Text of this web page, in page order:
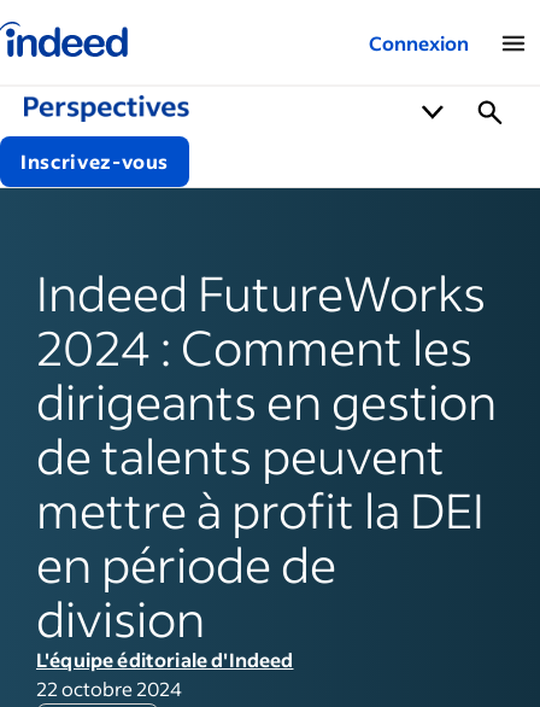
Indeed – Entreprises Connexion
Inscrivez-vous
Indeed FutureWorks
2024 : Comment les
dirigeants en gestion
de talents peuvent
mettre à profit la DEI
en période de
division
L'équipe éditoriale d'Indeed
22 octobre 2024